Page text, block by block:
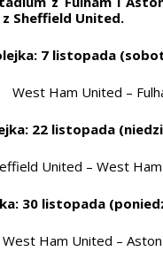
Sheffield United.
7 listopada
West Ham United –
22 listopada
United – West
30 listopada
West Ham United – Aston